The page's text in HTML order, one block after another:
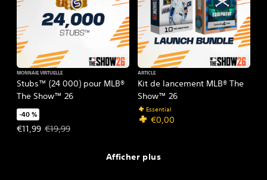
Stubs™ (24 000) pour MLB®
The Show™ 26
MONNAIE VIRTUELLE
-40 %
€11,99
Prix de l'offre : €11,99 Prix initial : €19,99
€19,99
Kit de lancement MLB® The
Show™ 26
ARTICLE
Essential
€0,00
Afficher plus